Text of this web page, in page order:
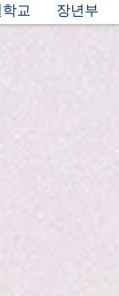
교 장년부